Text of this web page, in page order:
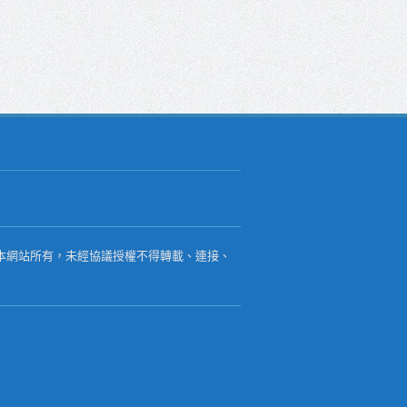
站所有，未經協議授權不得轉載、連接、